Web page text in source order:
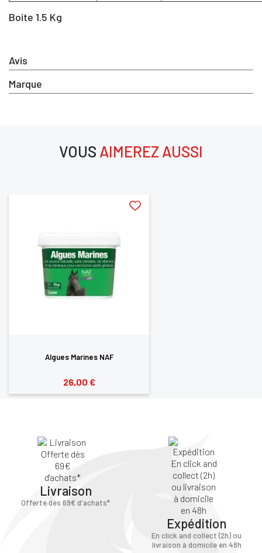
Avis
Marque
Boite 1.5 Kg
VOUS AIMEREZ AUSSI
Algues Marines NAF
26,00 €
Livraison
Offerte dès 69€ d'achats*
Expédition
En click and collect (2h) ou
livraison à domicile en 48h
ANNULER